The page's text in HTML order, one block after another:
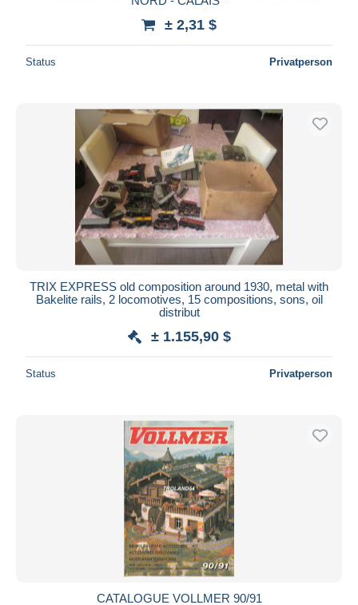
± 2,31 $
Status Privatperson
TRIX EXPRESS old composition around 1930, metal with
Bakelite rails, 2 locomotives, 15 compositions, sons, oil
distribut
± 1.155,90 $
Status Privatperson
CATALOGUE VOLLMER 90/91